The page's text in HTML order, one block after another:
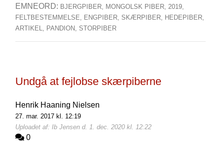
EMNEORD: BJERGPIBER, MONGOLSK PIBER, 2019,
FELTBESTEMMELSE, ENGPIBER, SKÆRPIBER, HEDEPIBER,
ARTIKEL, PANDION, STORPIBER
Undgå at fejlobse skærpiberne
Henrik Haaning Nielsen
27. mar. 2017 kl. 12:19
Uploadet af: Ib Jensen d. 1. dec. 2020 kl. 12:22
0